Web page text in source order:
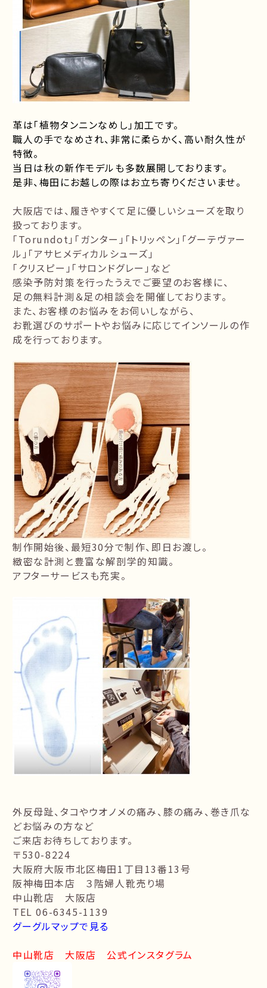
革は「植物タンニンなめし」加工です。
職人の手でなめされ、非常に柔らかく、高い耐久性が
特徴。
当日は秋の新作モデルも多数展開しております。
是非、梅田にお越しの際はお立ち寄りくださいませ。
大阪店では、履きやすくて足に優しいシューズを取り
扱っております。
「Torundot」「ガンター」「トリッペン」「グーテヴァー
ル」「アサヒメディカルシューズ」
「クリスピー」「サロンドグレー」など
感染予防対策を行ったうえでご要望のお客様に、
足の無料計測＆足の相談会を開催しております。
また、お客様のお悩みをお伺いしながら、
お靴選びのサポートやお悩みに応じてインソールの作
成を行っております。
制作開始後、最短30分で制作、即日お渡し。
緻密な計測と豊富な解剖学的知識。
アフターサービスも充実。
外反母趾、タコやウオノメの痛み、膝の痛み、巻き爪な
どお悩みの方など
ご来店お待ちしております。
〒530-8224
大阪府大阪市北区梅田1丁目13番13号
阪神梅田本店 ３階婦人靴売り場
中山靴店 大阪店
TEL 06-6345-1139
グーグルマップで見る
中山靴店 大阪店 公式インスタグラム